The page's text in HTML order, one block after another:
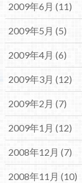
2009年6月 (11)
2009年5月 (5)
2009年4月 (6)
2009年3月 (12)
2009年2月 (7)
2009年1月 (12)
2008年12月 (7)
2008年11月 (10)